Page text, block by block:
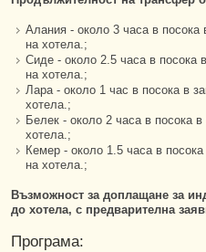
Алания - около 3 часа в посока
на хотела.;
Сиде - около 2.5 часа в посока
на хотела.;
Лара - около 1 час в посока в
хотела.;
Белек - около 2 часа в посока
хотела.;
Кемер - около 1.5 часа в
на хотела.;
Възможност за доплащане за
до хотела, с предварителна
Програма: